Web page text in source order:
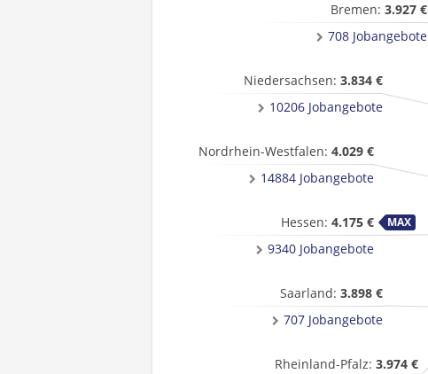
Bremen: 3.927 €
708 Jobangebote
Hessen: 4.175 €
9340 Jobangebote
Niedersachsen: 3.834 €
10206 Jobangebote
Nordrhein-Westfalen: 4.029 €
14884 Jobangebote
Rheinland-Pfalz: 3.974 €
Saarland: 3.898 €
707 Jobangebote